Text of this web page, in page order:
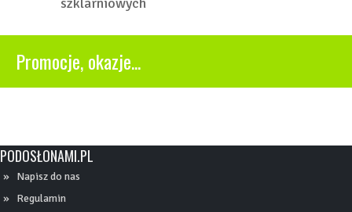
Promocje, okazje...
PODOSŁONAMI.PL
Napisz do nas
Regulamin